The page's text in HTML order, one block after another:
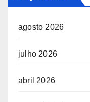
agosto 2026
julho 2026
abril 2026